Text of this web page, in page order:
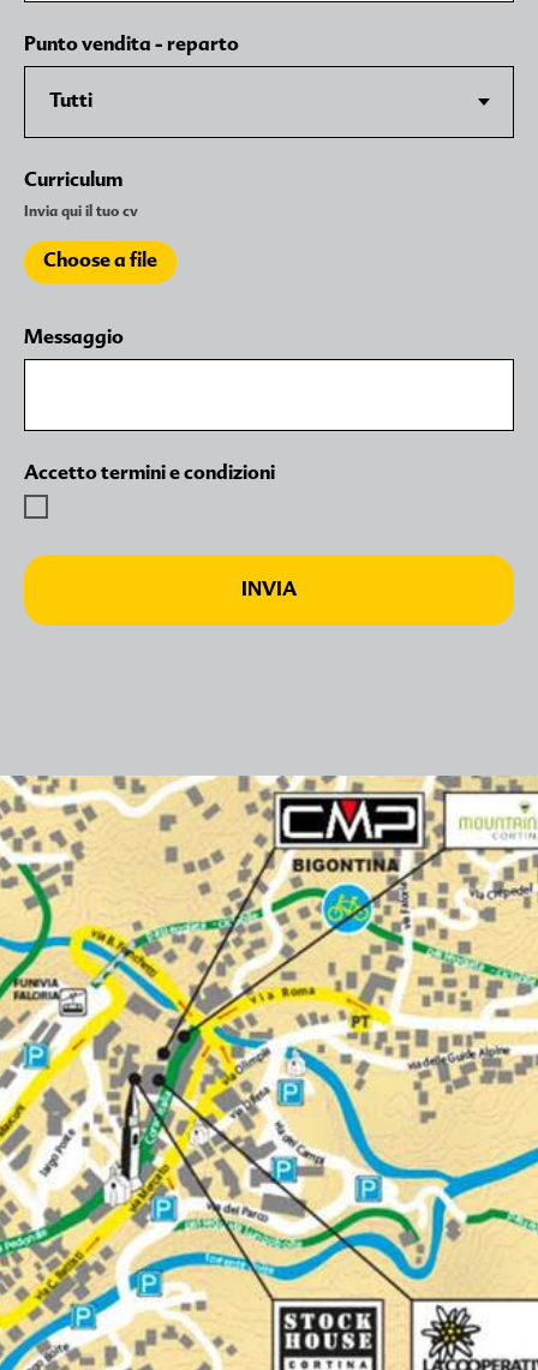
Punto vendita - reparto
Curriculum
Invia qui il tuo cv
Choose a file
Messaggio
Accetto termini e condizioni
INVIA